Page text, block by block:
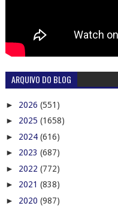
ARQUIVO DO BLOG
► 2026 (551)
► 2025 (1658)
► 2024 (616)
► 2023 (687)
► 2022 (772)
► 2021 (838)
► 2020 (987)